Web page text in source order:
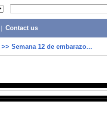
Contact us
>> Semana 12 de embarazo...